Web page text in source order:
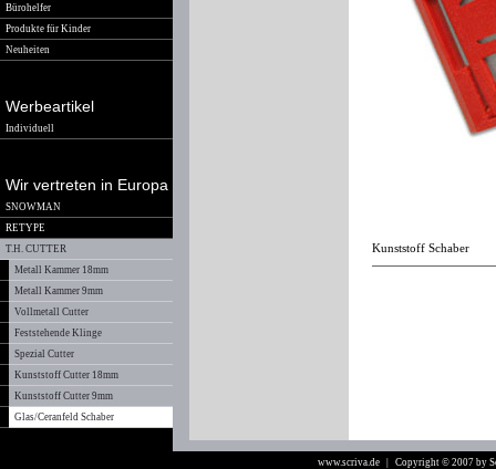
Bürohelfer
Produkte für Kinder
Neuheiten
Werbeartikel
Individuell
Wir vertreten in Europa
SNOWMAN
RETYPE
T.H. CUTTER
Metall Kammer 18mm
Metall Kammer 9mm
Vollmetall Cutter
Feststehende Klinge
Spezial Cutter
Kunststoff Cutter 18mm
Kunststoff Cutter 9mm
Glas/Ceranfeld Schaber
Kunststoff Schaber
www.scriva.de | Copyright © 2007 by